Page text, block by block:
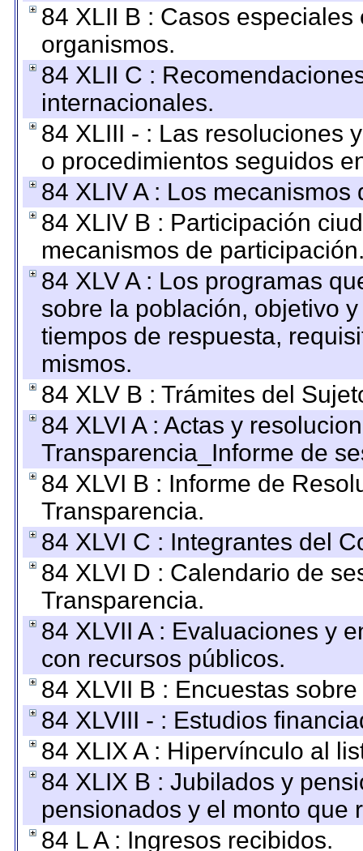
84 XLII B : Casos
organismos.
84 XLII C :
internacionales.
84 XLIII - : Las resoluciones
o procedimientos seguidos
84 XLIV A : Los
84 XLIV B : Participación
mecanismos de
84 XLV A : Los programas
sobre la población, objetivo
tiempos de respuesta,
mismos.
84 XLV B : Trámites del
84 XLVI A : Actas y
Transparencia_Informe de
84 XLVI B : Informe de
Transparencia.
84 XLVI C : Integrantes del
84 XLVI D : Calendario de
Transparencia.
84 XLVII A : Evaluaciones y
con recursos públicos.
84 XLVII B : Encuestas
84 XLVIII - : Estudios
84 XLIX A : Hipervínculo al
84 XLIX B : Jubilados y
pensionados y el monto que
84 L A : Ingresos recibidos.